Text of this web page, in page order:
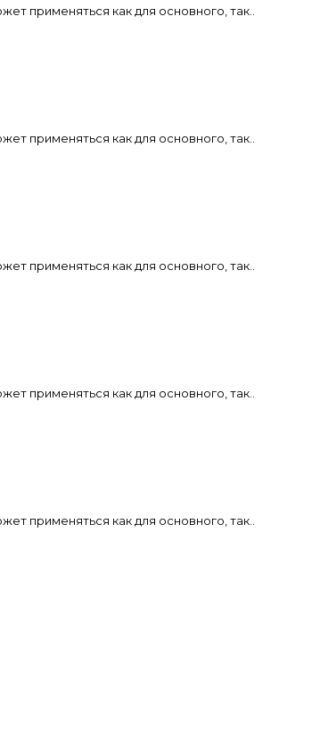
применяться как для основного, так..
применяться как для основного, так..
применяться как для основного, так..
применяться как для основного, так..
применяться как для основного, так..